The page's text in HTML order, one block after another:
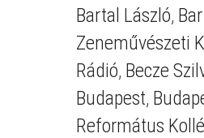
Bartal László,
Zeneművészeti
Rádió, Becze
Budapest,
Református